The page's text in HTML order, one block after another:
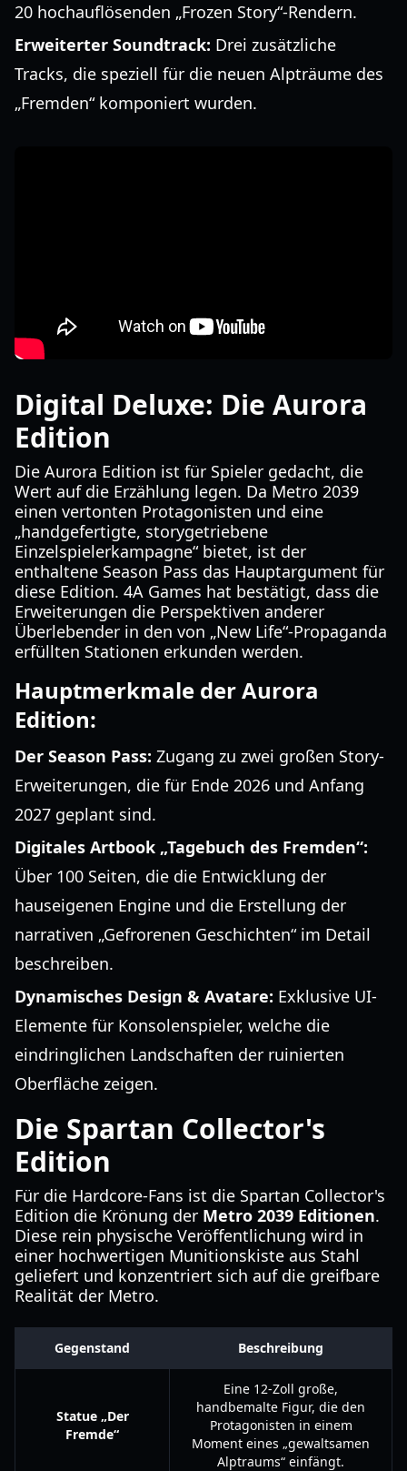
20 hochauflösenden „Frozen Story“-Rendern.
Erweiterter Soundtrack: Drei zusätzliche
Tracks, die speziell für die neuen Alpträume des
„Fremden“ komponiert wurden.
Digital Deluxe: Die Aurora
Edition
Die Aurora Edition ist für Spieler gedacht, die
Wert auf die Erzählung legen. Da Metro 2039
einen vertonten Protagonisten und eine
„handgefertigte, storygetriebene
Einzelspielerkampagne“ bietet, ist der
enthaltene Season Pass das Hauptargument für
diese Edition. 4A Games hat bestätigt, dass die
Erweiterungen die Perspektiven anderer
Überlebender in den von „New Life“-Propaganda
erfüllten Stationen erkunden werden.
Hauptmerkmale der Aurora
Edition:
Der Season Pass: Zugang zu zwei großen Story-
Erweiterungen, die für Ende 2026 und Anfang
2027 geplant sind.
Digitales Artbook „Tagebuch des Fremden“:
Über 100 Seiten, die die Entwicklung der
hauseigenen Engine und die Erstellung der
narrativen „Gefrorenen Geschichten“ im Detail
beschreiben.
Dynamisches Design & Avatare: Exklusive UI-
Elemente für Konsolenspieler, welche die
eindringlichen Landschaften der ruinierten
Oberfläche zeigen.
Die Spartan Collector's
Edition
Für die Hardcore-Fans ist die Spartan Collector's
Edition die Krönung der Metro 2039 Editionen.
Diese rein physische Veröffentlichung wird in
einer hochwertigen Munitionskiste aus Stahl
geliefert und konzentriert sich auf die greifbare
Realität der Metro.
Gegenstand Beschreibung
Statue „Der
Fremde“
Eine 12-Zoll große,
handbemalte Figur, die den
Protagonisten in einem
Moment eines „gewaltsamen
Alptraums“ einfängt.